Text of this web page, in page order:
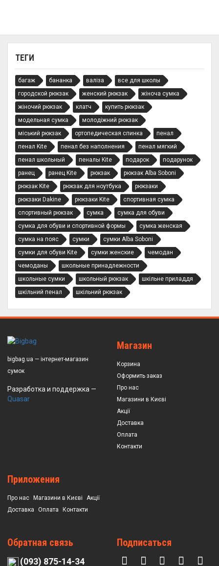
ТЕГИ
багаж бананка валіза
все для школы
городской рюкзак
женский рюкзак
жіноча сумка
жіночий рюкзак
клатч
купить рюкзак
модельная сумка
молодіжний рюкзак
міський рюкзак
ортопедическая спинка
пенал
пенал Kite
пенал без наполнения
пенал мягкий
пенал школьный
пеналы Kite подарок
подарунок
ранец
ранец Kite рюкзак
рюкзак Alba Soboni
рюкзак Kite
рюкзак для ноутбука
рюкзаки
рюкзаки Dakine
рюкзаки Kite
спортивная сумка
спортивный рюкзак
сумка
сумка для обуви
сумка для обуви и спортивной формы
сумка женская
сумка на пояс
сумки
сумки Alba Soboni
сумки для обуви Kite
сумки женские
чемодан
чемоданы
школьные принадлежности
школьные сумки
школьный рюкзак
шкільне приладдя
шкільний пенал
шкільний рюкзак
bigbag.ua — інтернет-магазин
сумок
Разработка и поддержка —
Quasar
Магазин
Корзина
Оформить заказ
Про нас
Магазини в Києві
Акції
Доставка
Оплата
Контакти
Приложения
Про нас Магазини в Києві
Акції
Доставка
Оплата Контакти
Обратная связь
(093) 875-14-34
Подписаться